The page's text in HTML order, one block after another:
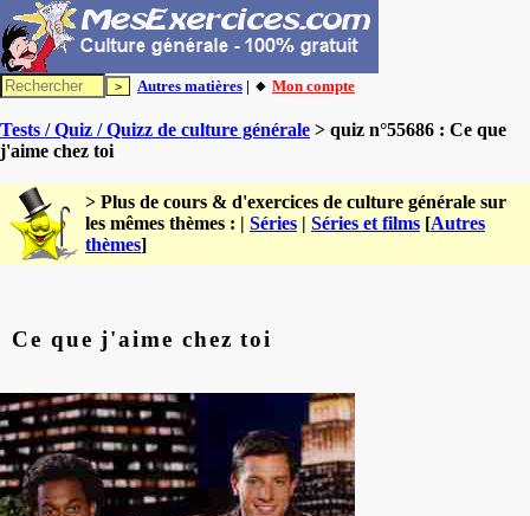
Autres matières | 🔸 Mon compte
Tests / Quiz / Quizz de culture générale > quiz n°55686 : Ce que
j'aime chez toi
> Plus de cours & d'exercices de culture générale sur
les mêmes thèmes : | Séries | Séries et films [Autres
thèmes]
Ce que j'aime chez toi